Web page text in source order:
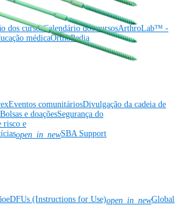
dos cursosCalendário dos cursosArthroLab™ -
médicaOrthoPedia
Eventos comunitáriosDivulgação da cadeia de
Bolsas e doaçõesSegurança do
risco e
open_in_newSBA Support
eDFUs (Instructions for Use)open_in_newGlobal